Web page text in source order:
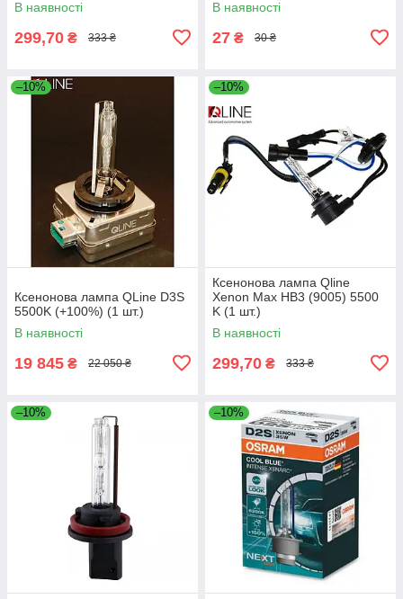
В наявності
299,70 ₴ 333 ₴
В наявності
27 ₴ 30 ₴
–10%
Ксенонова лампа QLine D3S
5500K (+100%) (1 шт.)
В наявності
19 845 ₴ 22 050 ₴
–10%
Ксенонова лампа Qline
Xenon Max HB3 (9005) 5500
K (1 шт.)
В наявності
299,70 ₴ 333 ₴
–10% –10%